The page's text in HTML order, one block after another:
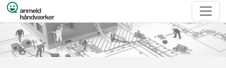
Spring til indhold